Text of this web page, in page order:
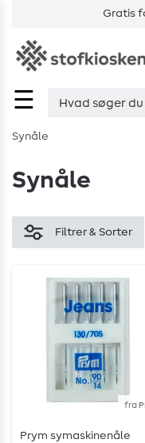
Gratis
☰
Synåle
Synåle
Filtrer & Sorter
fra
Prym symaskinenåle